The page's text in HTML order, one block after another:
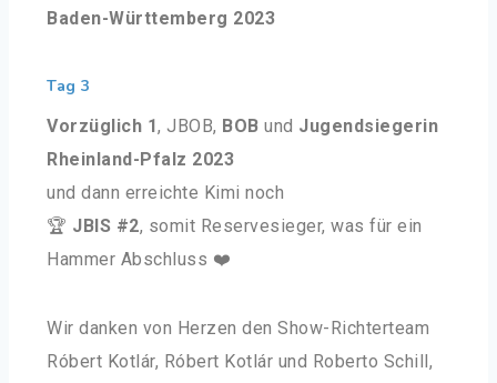
Baden-Württemberg 2023
Tag 3
Vorzüglich 1, JBOB, BOB und Jugendsiegerin
Rheinland-Pfalz 2023
und dann erreichte Kimi noch
🏆 JBIS #2, somit Reservesieger, was für ein
Hammer Abschluss ❤️
Wir danken von Herzen den Show-Richterteam
Róbert Kotlár, Róbert Kotlár und Roberto Schill,